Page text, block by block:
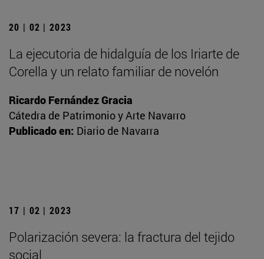
20 | 02 | 2023
La ejecutoria de hidalguía de los Iriarte de
Corella y un relato familiar de novelón
Ricardo Fernández Gracia
Cátedra de Patrimonio y Arte Navarro
Publicado en: Diario de Navarra
17 | 02 | 2023
Polarización severa: la fractura del tejido
social